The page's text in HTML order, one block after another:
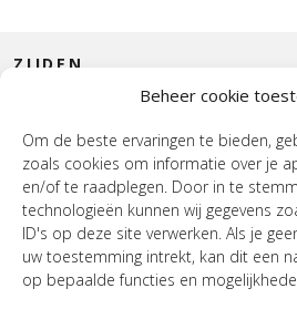
Beheer cookie
Om de beste ervaringen te bieden,
zoals cookies om informatie over je
en/of te raadplegen. Door in te
technologieën kunnen wij gegevens
ID's op deze site verwerken. Als je
uw toestemming intrekt, kan dit een
op bepaalde functies en
HOUSE OF WURPEL
OPENINGSTIJDEN
ZIJDEN
INTERIEUR